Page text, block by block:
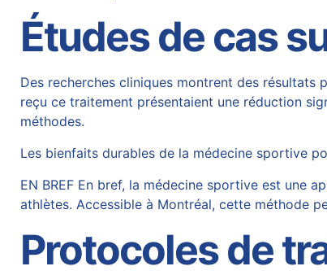
Études de cas
Des recherches cliniques montrent des résultats
reçu ce traitement présentaient une réduction
méthodes.
Les bienfaits durables de la médecine sportive
EN BREF En bref, la médecine sportive est une
athlètes. Accessible à Montréal, cette méthode
Protocoles de